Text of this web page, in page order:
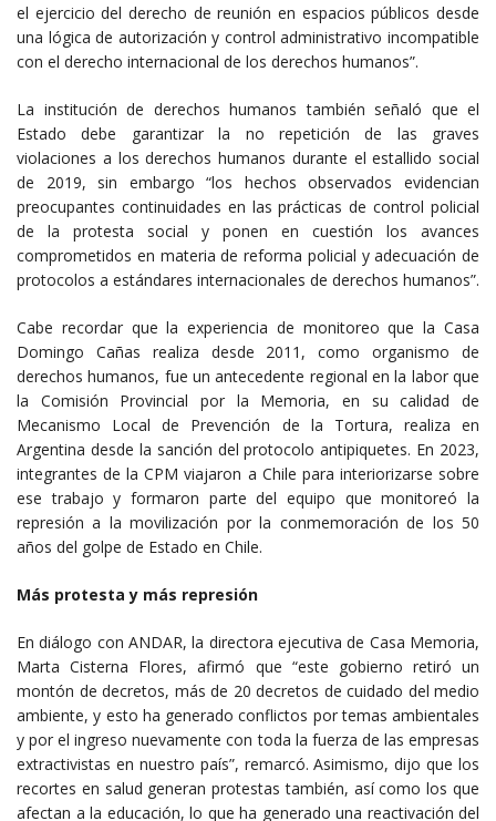
el ejercicio del derecho de reunión en espacios públicos desde
una lógica de autorización y control administrativo incompatible
con el derecho internacional de los derechos humanos”.
La institución de derechos humanos también señaló que el
Estado debe garantizar la no repetición de las graves
violaciones a los derechos humanos durante el estallido social
de 2019, sin embargo “los hechos observados evidencian
preocupantes continuidades en las prácticas de control policial
de la protesta social y ponen en cuestión los avances
comprometidos en materia de reforma policial y adecuación de
protocolos a estándares internacionales de derechos humanos”.
Cabe recordar que la experiencia de monitoreo que la Casa
Domingo Cañas realiza desde 2011, como organismo de
derechos humanos, fue un antecedente regional en la labor que
la Comisión Provincial por la Memoria, en su calidad de
Mecanismo Local de Prevención de la Tortura, realiza en
Argentina desde la sanción del protocolo antipiquetes. En 2023,
integrantes de la CPM viajaron a Chile para interiorizarse sobre
ese trabajo y formaron parte del equipo que monitoreó la
represión a la movilización por la conmemoración de los 50
años del golpe de Estado en Chile.
Más protesta y más represión
En diálogo con ANDAR, la directora ejecutiva de Casa Memoria,
Marta Cisterna Flores, afirmó que “este gobierno retiró un
montón de decretos, más de 20 decretos de cuidado del medio
ambiente, y esto ha generado conflictos por temas ambientales
y por el ingreso nuevamente con toda la fuerza de las empresas
extractivistas en nuestro país”, remarcó. Asimismo, dijo que los
recortes en salud generan protestas también, así como los que
afectan a la educación, lo que ha generado una reactivación del